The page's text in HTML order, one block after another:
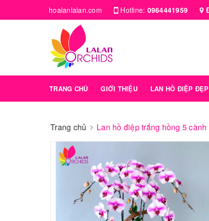
hoalanlalan.com Hotline: 0964441959
TRANG CHỦ GIỚI THIỆU LAN HỒ ĐIỆP ĐẸP
Trang chủ Lan hồ điệp trắng hồng 5